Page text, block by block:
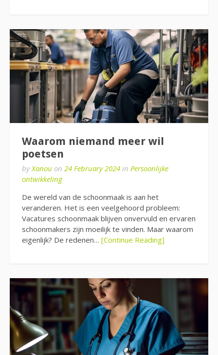
Waarom niemand meer wil
poetsen
byXanou on 24 February 2024 in Persoonlijke
ontwikkeling
De wereld van de schoonmaak is aan het
veranderen. Het is een veelgehoord probleem:
Vacatures schoonmaak blijven onvervuld en ervaren
schoonmakers zijn moeilijk te vinden. Maar waarom
eigenlijk? De redenen… [Continue Reading]